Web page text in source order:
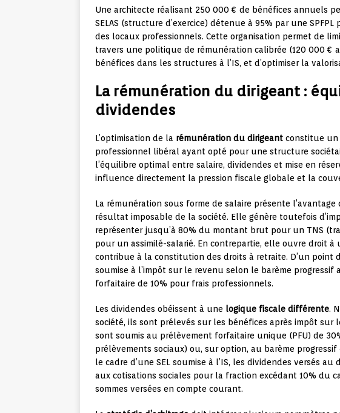
Une architecte réalisant 250 000 € de bénéfices annuels
SELAS (structure d’exercice) détenue à 95% par une
des locaux professionnels. Cette organisation permet de
travers une politique de rémunération calibrée (120 000 €
bénéfices dans les structures à l’IS, et d’optimiser la
La rémunération du dirigeant :
dividendes
L’optimisation de la rémunération du dirigeant constitue un
professionnel libéral ayant opté pour une structure
l’équilibre optimal entre salaire, dividendes et mise en
influence directement la pression fiscale globale et la
La rémunération sous forme de salaire présente
résultat imposable de la société. Elle génère toutefois
représenter jusqu’à 80% du montant brut pour un TNS
pour un assimilé-salarié. En contrepartie, elle ouvre droit
contribue à la constitution des droits à retraite. D’un point
soumise à l’impôt sur le revenu selon le barème progressif
forfaitaire de 10% pour frais professionnels.
Les dividendes obéissent à une logique fiscale différente.
société, ils sont prélevés sur les bénéfices après impôt sur
sont soumis au prélèvement forfaitaire unique (PFU) de
prélèvements sociaux) ou, sur option, au barème
le cadre d’une SEL soumise à l’IS, les dividendes versés
aux cotisations sociales pour la fraction excédant 10% du
sommes versées en compte courant.